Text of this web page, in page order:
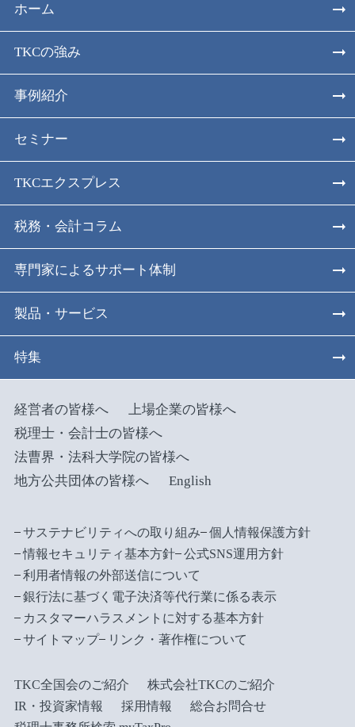
ホーム
TKCの強み
事例紹介
セミナー
TKCエクスプレス
税務・会計コラム
専門家によるサポート体制
製品・サービス
特集
経営者の皆様へ
上場企業の皆様へ
税理士・会計士の皆様へ
法曹界・法科大学院の皆様へ
地方公共団体の皆様へ
English
サステナビリティへの取り組み
個人情報保護方針
情報セキュリティ基本方針
公式SNS運用方針
利用者情報の外部送信について
銀行法に基づく電子決済等代行業に係る表示
カスタマーハラスメントに対する基本方針
サイトマップ
リンク・著作権について
TKC全国会のご紹介
株式会社TKCのご紹介
IR・投資家情報
採用情報
総合お問合せ